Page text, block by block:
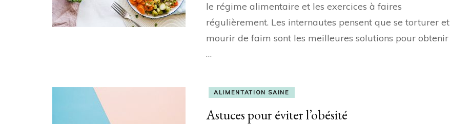
le régime alimentaire et les exercices à faires
régulièrement. Les internautes pensent que se torturer et
mourir de faim sont les meilleures solutions pour obtenir
…
ALIMENTATION SAINE
Astuces pour éviter l’obésité